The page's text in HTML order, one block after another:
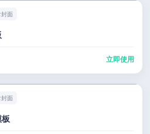
封面
立即使用
封面